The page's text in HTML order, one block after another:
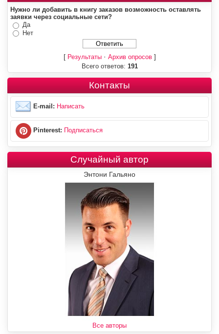
Нужно ли добавить в книгу заказов возможность оставлять
заявки через социальные сети?
Да
Нет
[ Результаты· Архив опросов]
Всего ответов: 191
Контакты
E-mail: Написать
Pinterest: Подписаться
Случайный автор
Энтони Гальяно
Все авторы